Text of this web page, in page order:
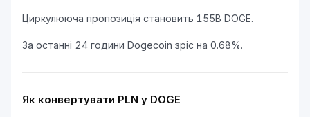
Циркулююча пропозиція становить 155B DOGE.
За останні 24 години Dogecoin зріс на 0.68%.
Як конвертувати PLN у DOGE